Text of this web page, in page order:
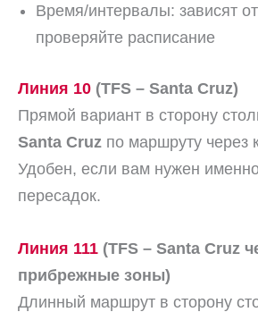
Время/интервалы: зависят
проверяйте расписание
Линия 10 (TFS – Santa Cruz)
Прямой вариант в сторону
Santa Cruz по маршруту через
Удобен, если вам нужен
пересадок.
Линия 111 (TFS – Santa Cruz
прибрежные зоны)
Длинный маршрут в сторону